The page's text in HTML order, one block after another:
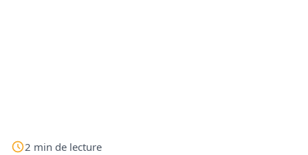
2 min de lecture